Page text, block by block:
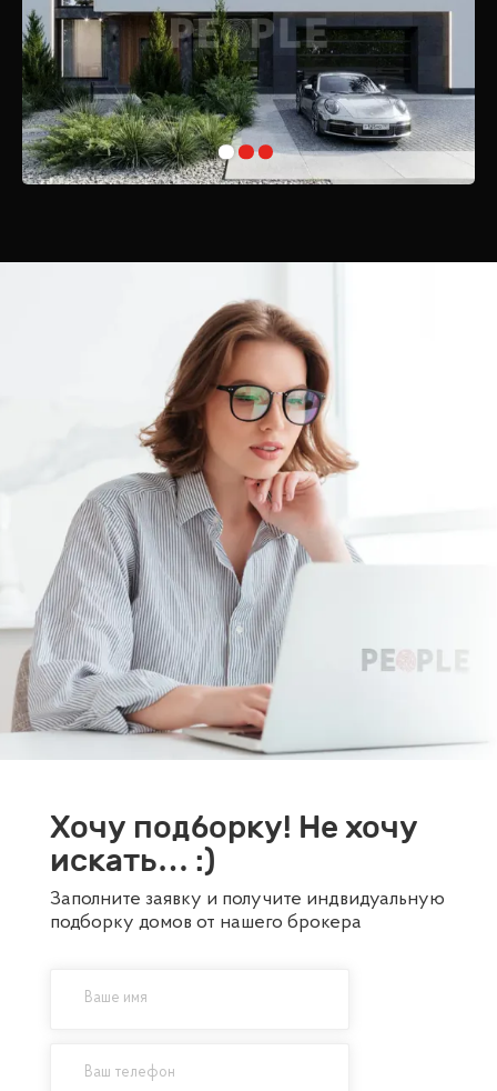
здоровье.
Безопасность жителей в «Лесных зорях» гарантируется
круглосуточной охраной, что позволяет наслаждаться жизнью в
полной мере без лишних забот.
Добро пожаловать в «Лесные зори» — место, где природа и
комфорт сливаются в единое целое, создавая идеальные условия
для жизни и отдыха.
Хочу подборку! Не хочу
искать… :)
Заполните заявку и получите индвидуальную
подборку домов от нашего брокера